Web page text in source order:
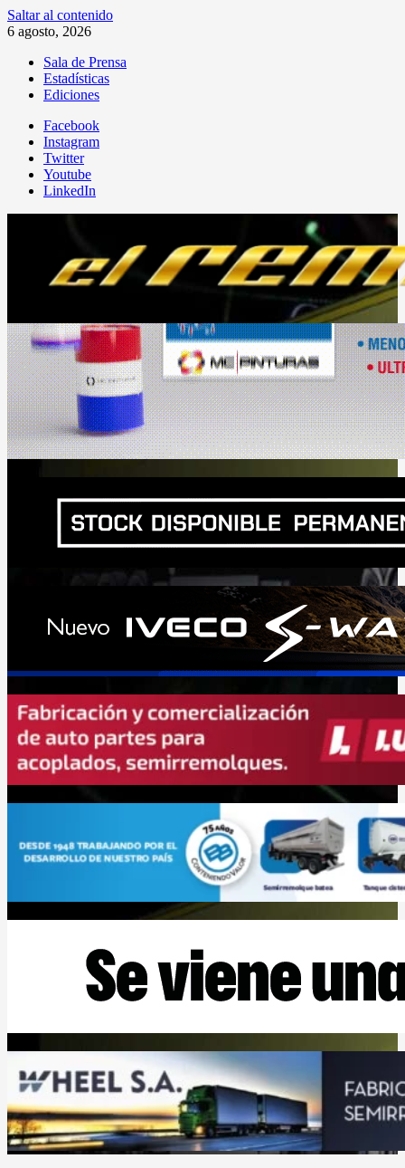
Saltar al contenido
6 agosto, 2026
Sala de Prensa
Estadísticas
Ediciones
Facebook
Instagram
Twitter
Youtube
LinkedIn